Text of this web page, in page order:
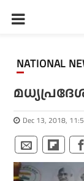
NATIONAL
Dec 13, 2018,